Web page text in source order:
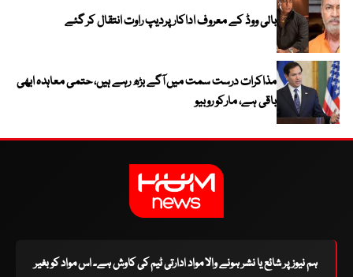
بالی ووڈ کے معروف اداکار پردیپ راوت انتقال کر گئے
مذاکرات درست سمت میں آگے بڑھ رہے ہیں، حتمی معاہدہ ابھی
باقی ہے، مارکو روبیو
ہم نیوز پر شائع یا نشر ہونے والا مواد ادارتی ٹیم کی کاوش ہے۔ اس مواد کو بغیر